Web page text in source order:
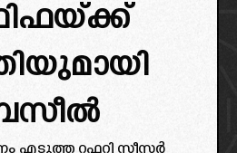
എടുത്ത റഫറി സീസർ